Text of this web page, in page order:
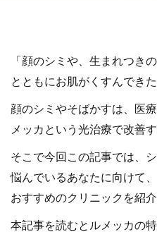
「顔のシミや、生まれつき
とともにお肌がくすんでき
顔のシミやそばかすは、医
メッカという光治療で改善
そこで今回この記事では、
悩んでいるあなたに向けて
おすすめのクリニックを紹
本記事を読むとルメッカの